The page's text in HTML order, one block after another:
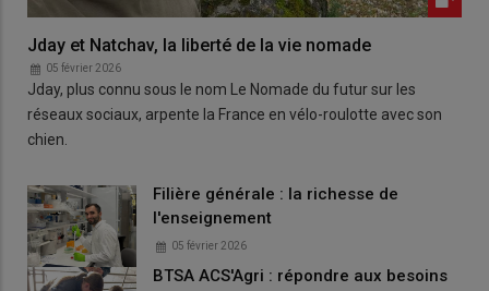
Jday et Natchav, la liberté de la vie nomade
05 février 2026
Jday, plus connu sous le nom Le Nomade du futur sur les
réseaux sociaux, arpente la France en vélo-roulotte avec son
chien.
Filière générale : la richesse de
l'enseignement
05 février 2026
BTSA ACS'Agri : répondre aux besoins